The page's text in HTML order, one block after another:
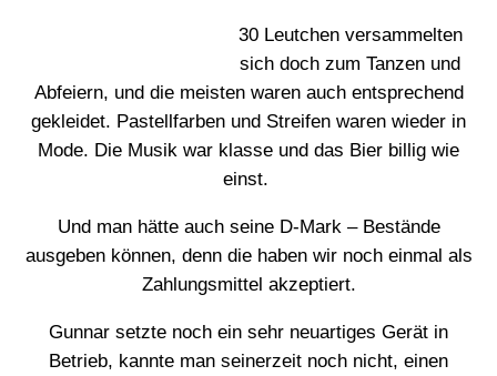
30 Leutchen versammelten
sich doch zum Tanzen und
Abfeiern, und die meisten waren auch entsprechend
gekleidet. Pastellfarben und Streifen waren wieder in
Mode. Die Musik war klasse und das Bier billig wie
einst.
Und man hätte auch seine D-Mark – Bestände
ausgeben können, denn die haben wir noch einmal als
Zahlungsmittel akzeptiert.
Gunnar setzte noch ein sehr neuartiges Gerät in
Betrieb, kannte man seinerzeit noch nicht, einen